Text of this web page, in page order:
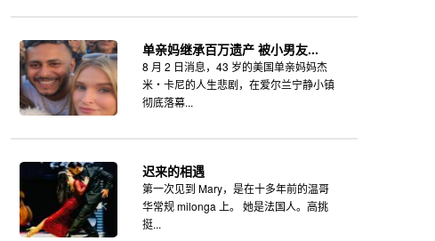
单亲妈继承百万遗产 被小男友...
8 月 2 日消息，43 岁的美国单亲妈妈杰
米・卡尼的人生悲剧，在爱尔兰宁静小镇
彻底落幕...
迟来的相遇
第一次见到 Mary，是在十多年前的温哥
华常规 milonga 上。 她是法国人。高挑
挺...